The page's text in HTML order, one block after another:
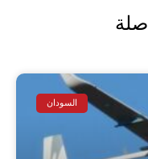
السودان